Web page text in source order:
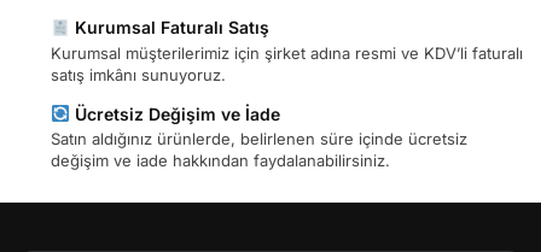
Kurumsal Faturalı Satış
Kurumsal müşterilerimiz için şirket adına resmi ve KDV’li faturalı
satış imkânı sunuyoruz.
Ücretsiz Değişim ve İade
Satın aldığınız ürünlerde, belirlenen süre içinde ücretsiz
değişim ve iade hakkından faydalanabilirsiniz.